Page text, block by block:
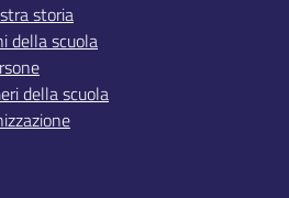
storia
della scuola
della scuola